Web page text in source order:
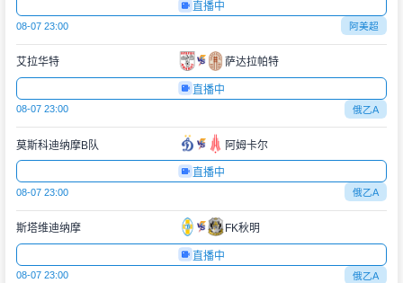
直播中
08-07 23:00 阿美超
艾拉华特 萨达拉帕特
直播中
08-07 23:00 俄乙A
莫斯科迪纳摩B队 阿姆卡尔
直播中
08-07 23:00 俄乙A
斯塔维迪纳摩 FK秋明
直播中
08-07 23:00 俄乙A